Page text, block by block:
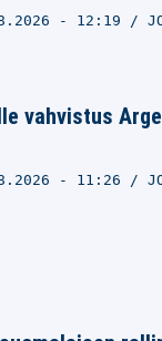
- 12:19
vahvistus
- 11:26